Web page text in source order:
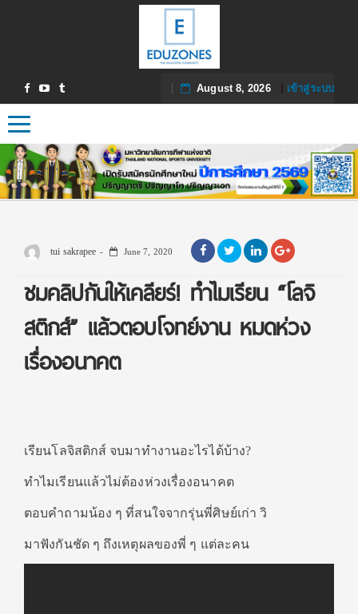
August 8, 2026| เข้าสู่ระบบ
Toggle navigation
tui sakrapee June 7, 2020
ชมคลิปกันให้เคลียร์! ทำไมเรียน “โลจิ
สติกส์” แล้วตอบโจทย์งาน หมดห่วง
เรื่องอนาคต
เรียนโลจิสติกส์ จบมาทำงานอะไรได้บ้าง?
ทำไมเรียนแล้วไม่ต้องห่วงเรื่องอนาคต
ตอบคำถามน้อง ๆ ที่สนใจจากรุ่นพี่ศิษย์เก่า วิ
มาฟังกันชัด ๆ ถึงเหตุผลของพี่ ๆ แต่ละคน